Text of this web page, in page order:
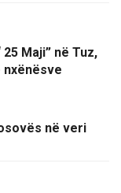
Maji” në Tuz,
nxënësve
në veri